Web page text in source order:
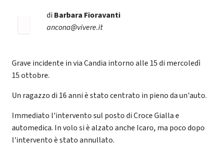
di Barbara Fioravanti
ancona@vivere.it
Grave incidente in via Candia intorno alle 15 di mercoledì
15 ottobre.
Un ragazzo di 16 anni è stato centrato in pieno da un'auto.
Immediato l'intervento sul posto di Croce Gialla e
automedica. In volo si è alzato anche Icaro, ma poco dopo
l'intervento è stato annullato.